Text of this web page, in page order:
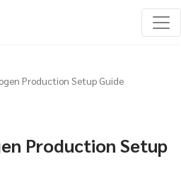
Production Setup Guide
Production Setup